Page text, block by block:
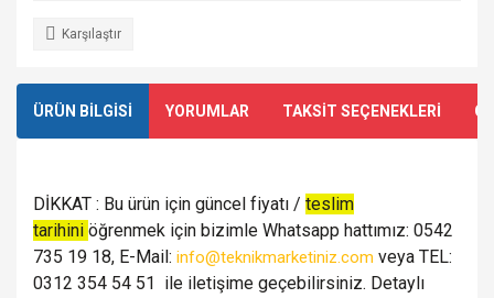
Karşılaştır
ÜRÜN BİLGİSİ YORUMLAR TAKSİT SEÇENEKLERİ
DİKKAT : Bu ürün için güncel fiyatı / teslim
tarihini öğrenmek için bizimle Whatsapp hattımız: 0542
735 19 18, E-Mail: info@teknikmarketiniz.com veya TEL:
0312 354 54 51 ile iletişime geçebilirsiniz. Detaylı